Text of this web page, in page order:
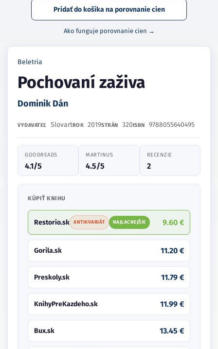
Pridať do košíka na porovnanie cien
Ako funguje porovnanie cien →
Beletria
Pochovaní zaživa
Dominik Dán
VYDAVATEĽ SlovartROK 2019STRÁN 320ISBN 9788055640495
GOODREADS
4.1/5
MARTINUS
4.5/5
RECENZIE
2
KÚPIŤ KNIHU
Restorio.sk ANTIKVARIÁT NAJLACNEJŠIE 9.60 €
Gorila.sk 11.20 €
Preskoly.sk 11.79 €
KnihyPreKazdeho.sk 11.99 €
Bux.sk 13.45 €